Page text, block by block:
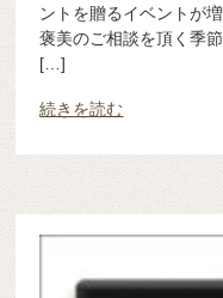
ントを贈るイベントが
褒美のご相談を頂く季
[…]
続きを読む